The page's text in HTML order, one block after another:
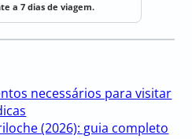
a 7 dias de viagem.
necessários para visitar
(2026): guia completo